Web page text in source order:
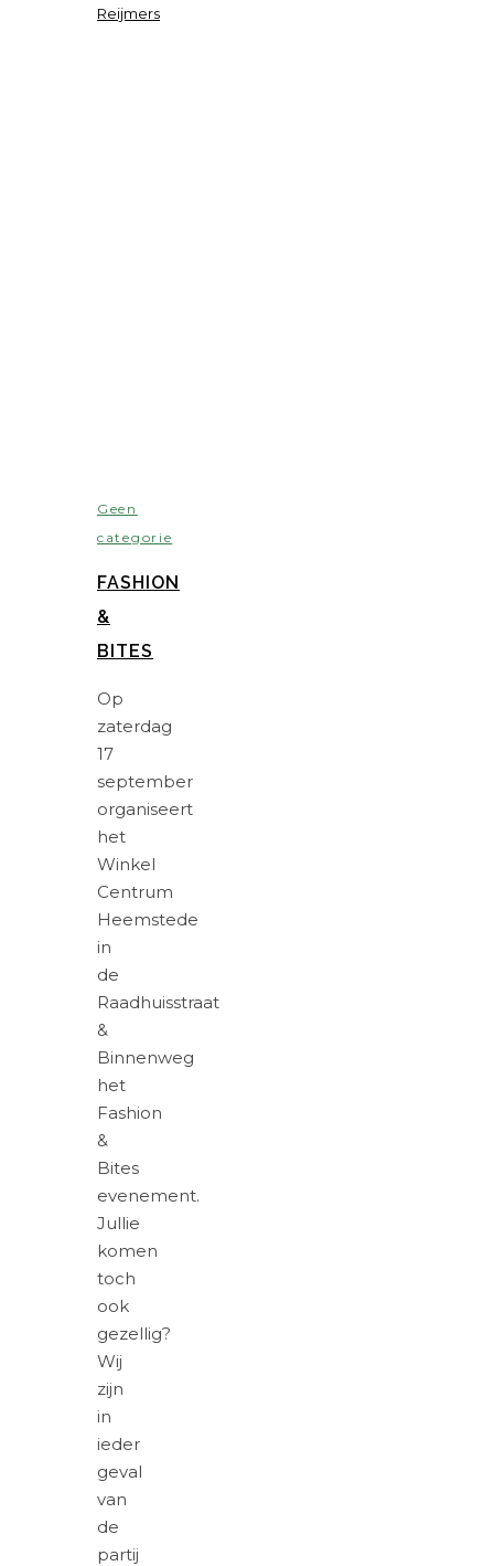
Reijmers
Geen
categorie
FASHION
&
BITES
Op
zaterdag
17
september
organiseert
het
Winkel
Centrum
Heemstede
in
de
Raadhuisstraat
&
Binnenweg
het
Fashion
&
Bites
evenement.
Jullie
komen
toch
ook
gezellig?
Wij
zijn
in
ieder
geval
van
de
partij